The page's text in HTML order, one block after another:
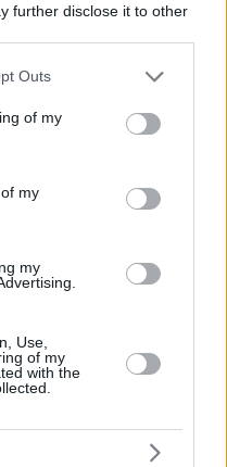
further disclose it to other
one or more Google
You may click to
its third-party tags to
in below Google
Outs
of my
my
my
Use,
of my
with the